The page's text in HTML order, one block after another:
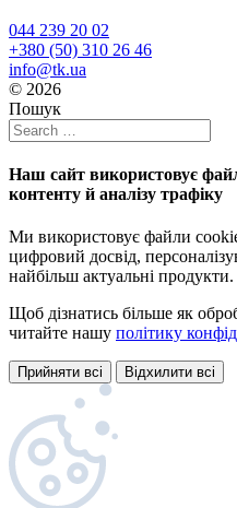
044 239 20 02
+380 (50) 310 26 46
info@tk.ua
© 2026
Пошук
Наш сайт використовує
контенту й аналізу трафіку
Ми використовує файли
цифровий досвід,
найбільш актуальні продукти.
Щоб дізнатись більше як
читайте нашу політику
Прийняти всі Відхилити всі